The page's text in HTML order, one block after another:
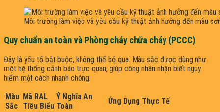
Môi trường làm việc và yêu cầu kỹ thuật ảnh hưởng đến màu
Quy chuẩn an toàn và Phòng cháy chữa cháy (PCCC)
Đây là yếu tố bắt buộc, không thể bỏ qua. Màu sắc được dùng như
một hệ thống cảnh báo trực quan, giúp công nhân nhận biết nguy
hiểm một cách nhanh chóng.
Màu
Sắc
Mã RAL
Tiêu Biểu
Ý Nghĩa An
Toàn
Ứng Dụng Thực Tế